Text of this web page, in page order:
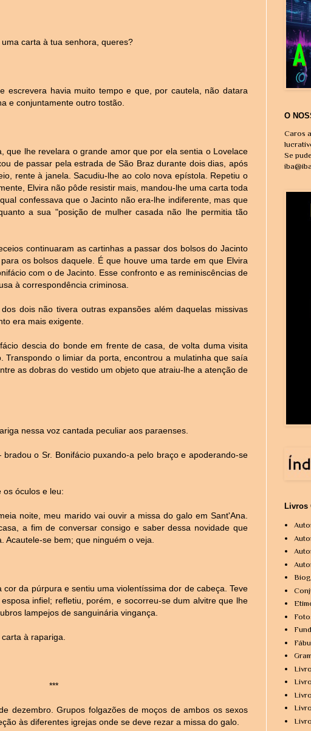
carta à tua senhora, queres?
escrevera havia muito tempo e que, por cautela, não datara
e conjuntamente outro tostão.
que lhe revelara o grande amor que por ela sentia o Lovelace
de passar pela estrada de São Braz durante dois dias, após
rente à janela. Sacudiu-lhe ao colo nova epístola. Repetiu o
Elvira não pôde resistir mais, mandou-lhe uma carta toda
confessava que o Jacinto não era-lhe indiferente, mas que
a sua "posição de mulher casada não lhe permitia tão
continuaram as cartinhas a passar dos bolsos do Jacinto
os bolsos daquele. É que houve uma tarde em que Elvira
com o de Jacinto. Esse confronto e as reminiscências de
à correspondência criminosa.
dois não tivera outras expansões além daquelas missivas
era mais exigente.
descia do bonde em frente de casa, de volta duma visita
Transpondo o limiar da porta, encontrou a mulatinha que saía
as dobras do vestido um objeto que atraiu-lhe a atenção de
nessa voz cantada peculiar aos paraenses.
o Sr. Bonifácio puxando-a pelo braço e apoderando-se
os óculos e leu:
noite, meu marido vai ouvir a missa do galo em Sant'Ana.
a fim de conversar consigo e saber dessa novidade que
Acautele-se bem; que ninguém o veja.
da púrpura e sentiu uma violentíssima dor de cabeça. Teve
infiel; refletiu, porém, e socorreu-se dum alvitre que lhe
lampejos de sanguinária vingança.
à rapariga.
***
dezembro. Grupos folgazões de moços de ambos os sexos
às diferentes igrejas onde se deve rezar a missa do galo.
O
Caros
Se
Livros